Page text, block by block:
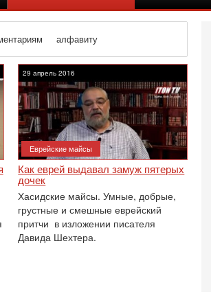
алфавиту
29 апрель 2016
Еврейские майсы
Как еврей выдавал замуж пятерых
дочек
Хасидские майсы. Умные, добрые,
грустные и смешные еврейский
притчи в изложении писателя
Давида Шехтера.